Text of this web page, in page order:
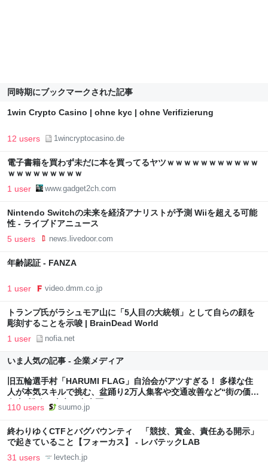
同時期にブックマークされた記事
1win Crypto Casino | ohne kyc | ohne Verifizierung
12 users 1wincryptocasino.de
電子書籍を買わず未だに本を買ってるヤツｗｗｗｗｗｗｗｗｗｗｗ
ｗｗｗｗｗｗｗｗｗ
1 user www.gadget2ch.com
Nintendo Switchの未来を経済アナリストが予測 Wiiを超える可能
性 - ライブドアニュース
5 users news.livedoor.com
年齢認証 - FANZA
1 user video.dmm.co.jp
トランプ氏がラシュモア山に「5人目の大統領」として自らの顔を
彫刻することを示唆 | BrainDead World
1 user nofia.net
いま人気の記事 - 企業メディア
旧五輪選手村「HARUMI FLAG」自治会がアツすぎる！ 多様な住
人が本気スキルで挑む、盆踊り2万人集客や交通改善など“街の価値
向上”戦略 東京・中央区
110 users suumo.jp
終わりゆくCTFとバグバウンティ 「競技、賞金、責任ある開示」
で起きていること【フォーカス】 - レバテックLAB
31 users levtech.jp